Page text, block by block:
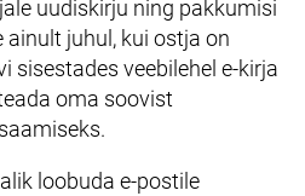
uudiskirju ning pakkumisi
juhul, kui ostja on
sisestades veebilehel e-kirja
oma soovist
loobuda e-postile